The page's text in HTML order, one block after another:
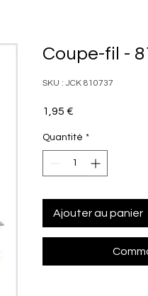
Coupe-fil -
SKU : JCK 810737
1,95 €
Quantité *
Ajouter au panier